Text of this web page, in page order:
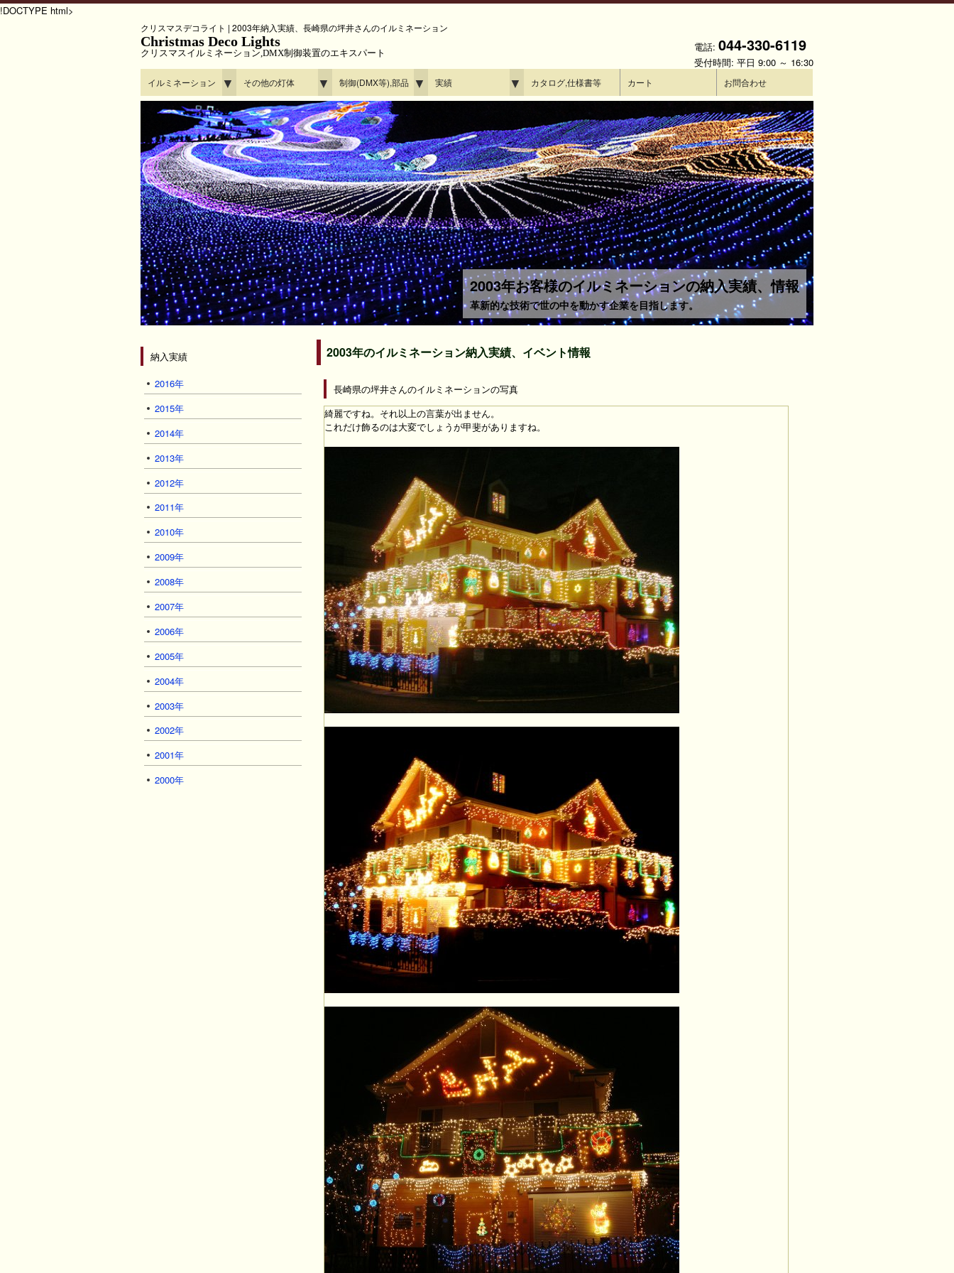
!DOCTYPE html>
クリスマスデコライト | 2003年納入実績、長崎県の坪井さんのイルミネーション
Christmas Deco Lights
クリスマスイルミネーション,DMX制御装置のエキスパート 電話: 044-330-6119
受付時間: 平日 9:00 ～ 16:30
イルミネーション ▼ その他の灯体 ▼ 制御(DMX等),部品 ▼ 実績 ▼ カタログ,仕様書等 カート お問合わせ
2003年お客様のイルミネーションの納入実績、情報
革新的な技術で世の中を動かす企業を目指します。
2003年のイルミネーション納入実績、イベント情報
長崎県の坪井さんのイルミネーションの写真
綺麗ですね。それ以上の言葉が出ません。
これだけ飾るのは大変でしょうが甲斐がありますね。
納入実績
2016年
2015年
2014年
2013年
2012年
2011年
2010年
2009年
2008年
2007年
2006年
2005年
2004年
2003年
2002年
2001年
2000年